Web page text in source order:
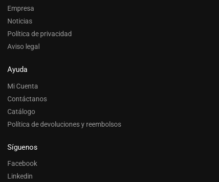
Empresa
Noticias
Política de privacidad
Aviso legal
Ayuda
Mi Cuenta
Contáctanos
Catálogo
Política de devoluciones y reembolsos
Síguenos
Facebook
Linkedin